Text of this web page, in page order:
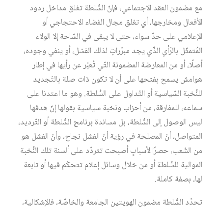
مع مضمون العقد الاجتماعي، فإنّ السُّلطة تغلق مداخل ردود
الأفعال ومخارجها، أي تغلق مجال الفضاء الاحتجاجي أو
الإعلامي على حدّ سواء، حتى لا يبقى في السّاحة إلا الولاء
المُتمثّل بالرّأي الذّي يجد مبرّراتٍ لذلك الفشل، أو ينفي وجوده،
أصلًا، أو من المعارضة المضمونة التّي تُعبّر عن رأيها في إطار
هوامش يسمح بفتحها على أن لا تكون ذات صلة بالتّجديد
للنُّخبة السّياسية أو التّداول على السُّلطة. وهو ما اعتدنا على
سماعه، للمفارقة، من أحزاب ونخبة سياسية بقولها إنّ هدفها
ليس الوصول إلى السُّلطة، بل مساندة برنامج السُّلطة أو التّرديد،
المتواصل، أنّ المصلحة في رؤية أنّ الفشل نجاح، وأنّ الفشل هو
من الشّعب، حصرًا لأسبابٍ أصبحت تتردّد على ألسنة تلك النُّخبة
الموالية للسُّلطة أو من خلال وسائل إعلام تتحكّم فيها أو تابعة
لها، بصفة كاملة.
تحدِّد السُّلطة مضمون الهويتين الجامعة والخاصّة، فالإشكالية،